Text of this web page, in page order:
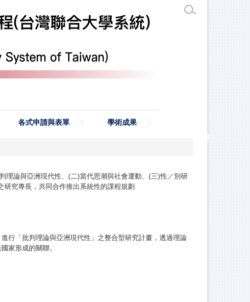
各式申請與表單 學術成果
理論與亞洲現代性、(二)當代思潮與社會運動、(三)性／別研
究專長，共同合作推出系統性的課程規劃
行「批判理論與亞洲現代性」之整合型研究計畫，透過理論
家形成的關聯。